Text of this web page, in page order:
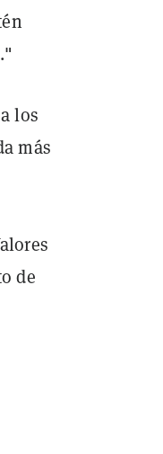
los
más
de